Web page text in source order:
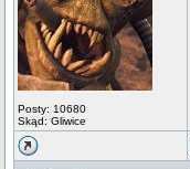
Posty: 10680
Skąd: Gliwice